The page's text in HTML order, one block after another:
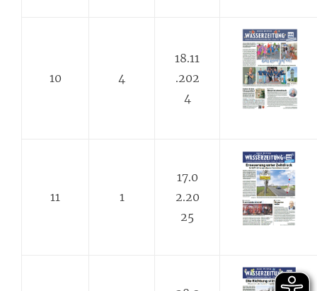
10 4
18.11
.202
4
11 1
17.0
2.20
25